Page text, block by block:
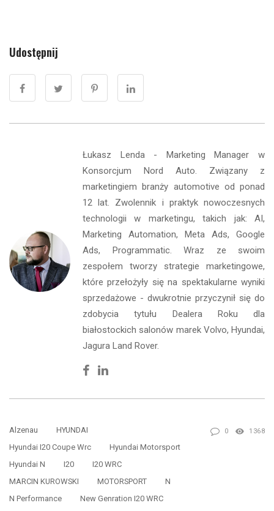
Udostępnij
Łukasz Lenda - Marketing Manager w
Konsorcjum Nord Auto. Związany z
marketingiem branży automotive od ponad
12 lat. Zwolennik i praktyk nowoczesnych
technologii w marketingu, takich jak: AI,
Marketing Automation, Meta Ads, Google
Ads, Programmatic. Wraz ze swoim
zespołem tworzy strategie marketingowe,
które przełożyły się na spektakularne wyniki
sprzedażowe - dwukrotnie przyczynił się do
zdobycia tytułu Dealera Roku dla
białostockich salonów marek Volvo, Hyundai,
Jagura Land Rover.
Facebook
Linkedin
Alzenau
HYUNDAI
Hyundai I20 Coupe Wrc
Hyundai Motorsport
Hyundai N
I20
I20 WRC
MARCIN KUROWSKI
MOTORSPORT
N
N Performance
New Genration I20 WRC
0 1368